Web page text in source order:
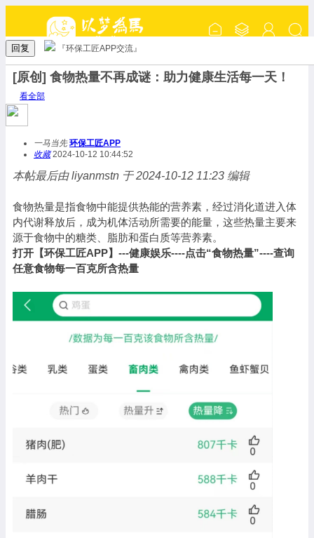
回复 『环保工匠APP交流』
[原创] 食物热量不再成谜：助力健康生活每一天！
看全部
一马当先 环保工匠APP
收藏2024-10-12 10:44:52
本帖最后由 liyanmstn 于 2024-10-12 11:23 编辑
食物热量是指食物中能提供热能的营养素，经过消化道进入体
内代谢释放后，成为机体活动所需要的能量，这些热量主要来
源于食物中的糖类、脂肪和蛋白质等营养素。
打开【环保工匠APP】---健康娱乐----点击“食物热量”----查询
任意食物每一百克所含热量